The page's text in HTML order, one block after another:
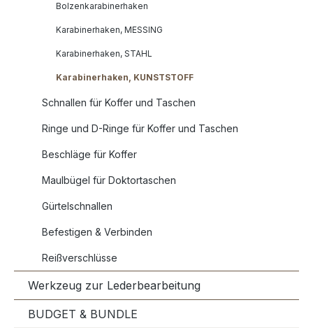
Bolzenkarabinerhaken
Karabinerhaken, MESSING
Karabinerhaken, STAHL
Karabinerhaken, KUNSTSTOFF
Schnallen für Koffer und Taschen
Ringe und D-Ringe für Koffer und Taschen
Beschläge für Koffer
Maulbügel für Doktortaschen
Gürtelschnallen
Befestigen & Verbinden
Reißverschlüsse
Werkzeug zur Lederbearbeitung
BUDGET & BUNDLE